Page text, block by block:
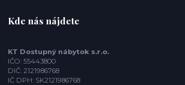
Kde nás nájdete
KT Dostupný nábytok s.r.o.
IČO: 55443800
DIČ: 2121986768
IČ DPH: SK2121986768